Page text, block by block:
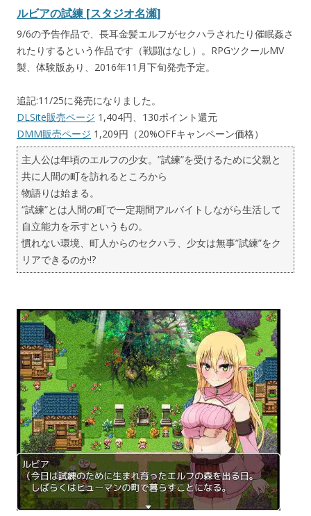
ルビアの試練 [スタジオ名瀬]
9/6の予告作品で、長耳金髪エルフがセクハラされたり催眠姦さ
れたりするという作品です（戦闘はなし）。RPGツクールMV
製、体験版あり、2016年11月下旬発売予定。
追記:11/25に発売になりました。
DLSite販売ページ 1,404円、130ポイント還元
DMM販売ページ 1,209円（20%OFFキャンペーン価格）
主人公は年頃のエルフの少女。”試練”を受けるために父親と
共に人間の町を訪れるところから
物語りは始まる。
“試練”とは人間の町で一定期間アルバイトしながら生活して
自立能力を示すというもの。
慣れない環境、町人からのセクハラ、少女は無事”試練”をク
リアできるのか!?